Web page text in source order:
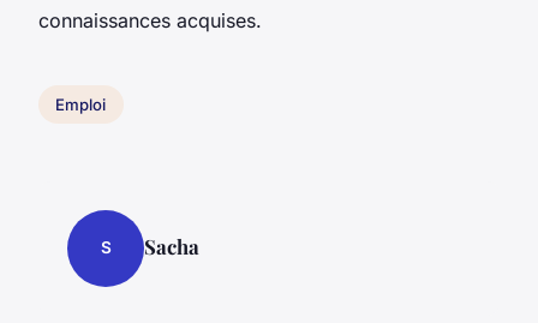
connaissances acquises.
Emploi
S Sacha